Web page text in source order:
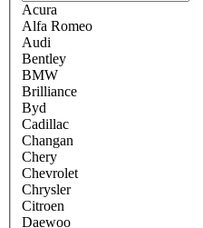
Acura
Alfa Romeo
Audi
Bentley
BMW
Brilliance
Byd
Cadillac
Changan
Chery
Chevrolet
Chrysler
Citroen
Daewoo